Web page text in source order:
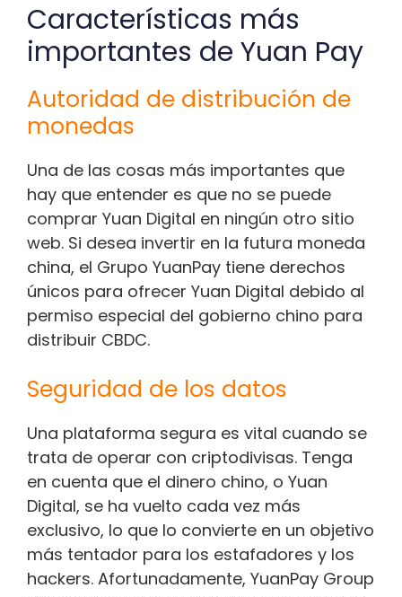
Características más
importantes de Yuan Pay
Autoridad de distribución de
monedas
Una de las cosas más importantes que
hay que entender es que no se puede
comprar Yuan Digital en ningún otro sitio
web. Si desea invertir en la futura moneda
china, el Grupo YuanPay tiene derechos
únicos para ofrecer Yuan Digital debido al
permiso especial del gobierno chino para
distribuir CBDC.
Seguridad de los datos
Una plataforma segura es vital cuando se
trata de operar con criptodivisas. Tenga
en cuenta que el dinero chino, o Yuan
Digital, se ha vuelto cada vez más
exclusivo, lo que lo convierte en un objetivo
más tentador para los estafadores y los
hackers. Afortunadamente, YuanPay Group